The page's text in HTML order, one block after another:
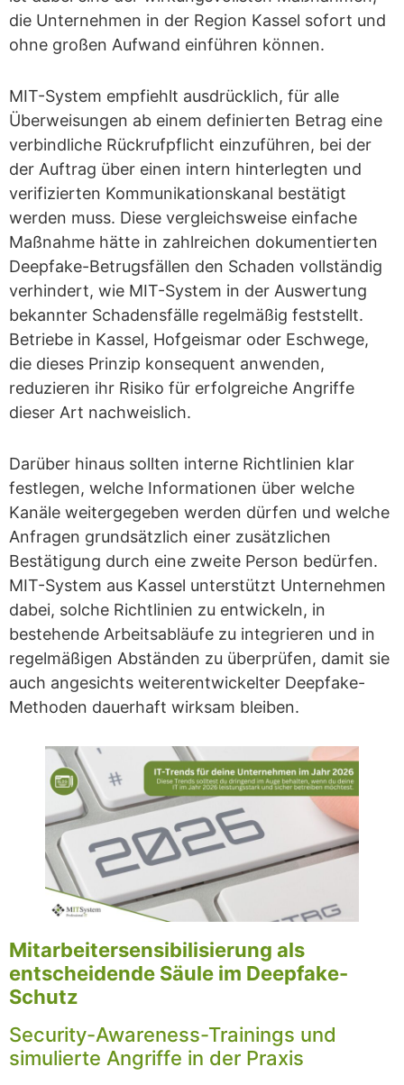
die Unternehmen in der Region Kassel sofort und
ohne großen Aufwand einführen können.
MIT-System empfiehlt ausdrücklich, für alle
Überweisungen ab einem definierten Betrag eine
verbindliche Rückrufpflicht einzuführen, bei der
der Auftrag über einen intern hinterlegten und
verifizierten Kommunikationskanal bestätigt
werden muss. Diese vergleichsweise einfache
Maßnahme hätte in zahlreichen dokumentierten
Deepfake-Betrugsfällen den Schaden vollständig
verhindert, wie MIT-System in der Auswertung
bekannter Schadensfälle regelmäßig feststellt.
Betriebe in Kassel, Hofgeismar oder Eschwege,
die dieses Prinzip konsequent anwenden,
reduzieren ihr Risiko für erfolgreiche Angriffe
dieser Art nachweislich.
Darüber hinaus sollten interne Richtlinien klar
festlegen, welche Informationen über welche
Kanäle weitergegeben werden dürfen und welche
Anfragen grundsätzlich einer zusätzlichen
Bestätigung durch eine zweite Person bedürfen.
MIT-System aus Kassel unterstützt Unternehmen
dabei, solche Richtlinien zu entwickeln, in
bestehende Arbeitsabläufe zu integrieren und in
regelmäßigen Abständen zu überprüfen, damit sie
auch angesichts weiterentwickelter Deepfake-
Methoden dauerhaft wirksam bleiben.
Mitarbeitersensibilisierung als
entscheidende Säule im Deepfake-
Schutz
Security-Awareness-Trainings und
simulierte Angriffe in der Praxis